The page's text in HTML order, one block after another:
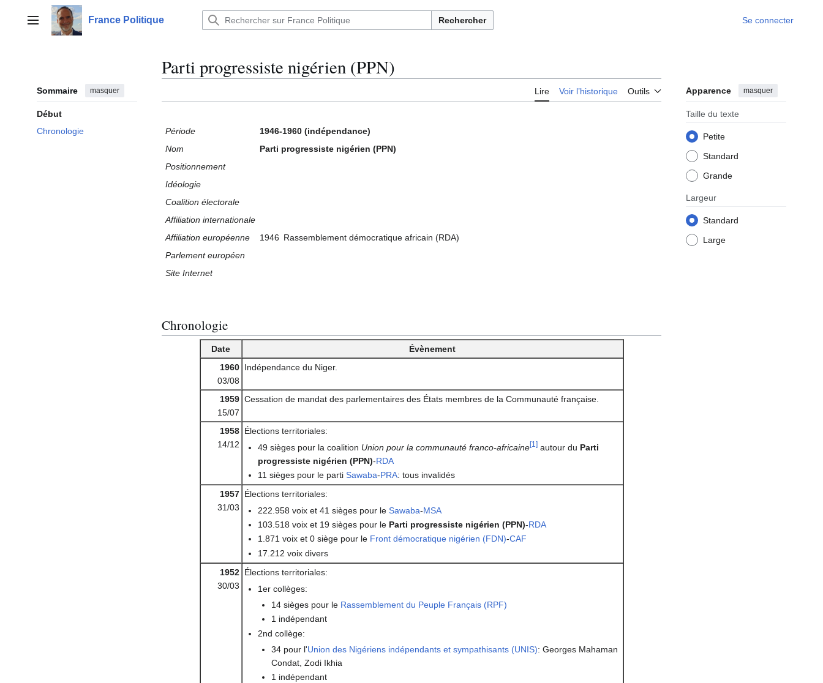
contenuMenu principalFrance Politique Rechercher Se connecter
Sommaire masquer
Début
Chronologie
Parti progressiste nigérien (PPN)
Lire Voir l’historique Outils Apparence masquer
Taille du texte
Petite
Standard
Grande
Largeur
Standard
Large
Période
1946-1960 (indépendance)
Nom
Parti progressiste nigérien (PPN)
Positionnement
Idéologie
Coalition électorale
Affiliation internationale
Affiliation européenne
1946 Rassemblement démocratique africain (RDA)
Parlement européen
Site Internet
Chronologie
Date
Évènement
1960
03/08
Indépendance du Niger.
1959
15/07
Cessation de mandat des parlementaires des États membres de la Communauté française.
1958
14/12
Élections territoriales:
49 sièges pour la coalition Union pour la communauté franco-africaine[1 ]autour du Parti
progressiste nigérien (PPN)-RDA
11 sièges pour le parti Sawaba-PRA: tous invalidés
1957
31/03
Élections territoriales:
222.958 voix et 41 sièges pour le Sawaba-MSA
103.518 voix et 19 sièges pour le Parti progressiste nigérien (PPN)-RDA
1.871 voix et 0 siège pour le Front démocratique nigérien (FDN)-CAF
17.212 voix divers
1952
30/03
Élections territoriales:
1er collèges:
14 sièges pour le Rassemblement du Peuple Français (RPF)
1 indépendant
2nd collège:
34 pour l'Union des Nigériens indépendants et sympathisants (UNIS): Georges Mahaman
Condat, Zodi Ikhia
1 indépendant